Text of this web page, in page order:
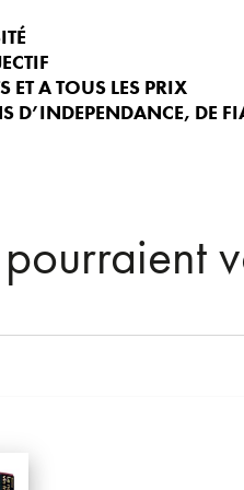
ET A TOUS LES PRIX
D’INDEPENDANCE, DE